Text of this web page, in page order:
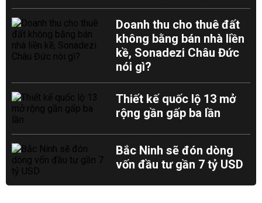
Doanh thu cho thuê đất
không bằng bán nhà liền
kề, Sonadezi Châu Đức
nói gì?
Thiết kế quốc lộ 13 mở
rộng gần gấp ba lần
Bắc Ninh sẽ đón dòng
vốn đầu tư gần 7 tỷ USD